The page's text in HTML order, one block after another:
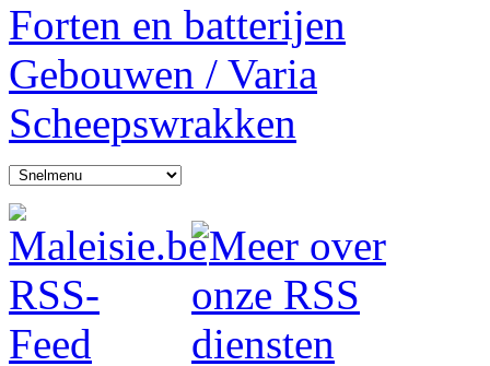
Forten en batterijen
Gebouwen / Varia
Scheepswrakken